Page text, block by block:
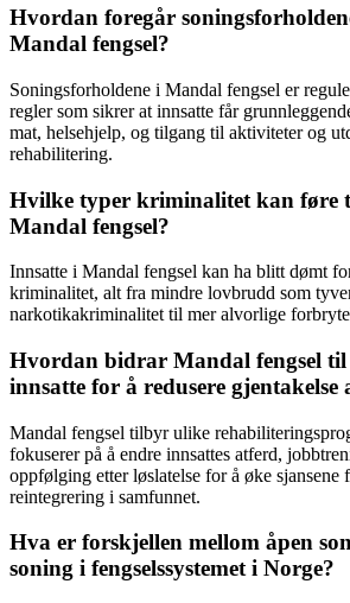
Hvordan foregår
Mandal fengsel?
Soningsforholdene i Mandal fengsel er
regler som sikrer at innsatte får
mat, helsehjelp, og tilgang til aktiviteter og
rehabilitering.
Hvilke typer kriminalitet kan føre
Mandal fengsel?
Innsatte i Mandal fengsel kan ha blitt dømt
kriminalitet, alt fra mindre lovbrudd som
narkotikakriminalitet til mer alvorlige
Hvordan bidrar Mandal fengsel
innsatte for å redusere
Mandal fengsel tilbyr ulike
fokuserer på å endre innsattes atferd,
oppfølging etter løslatelse for å øke
reintegrering i samfunnet.
Hva er forskjellen mellom åpen
soning i fengselssystemet i Norge?